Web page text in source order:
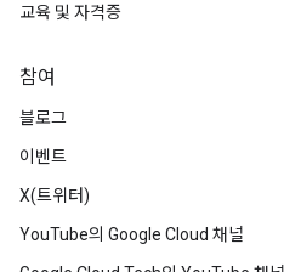
교육 및 자격증
참여
블로그
이벤트
X(트위터)
YouTube의 Google Cloud 채널